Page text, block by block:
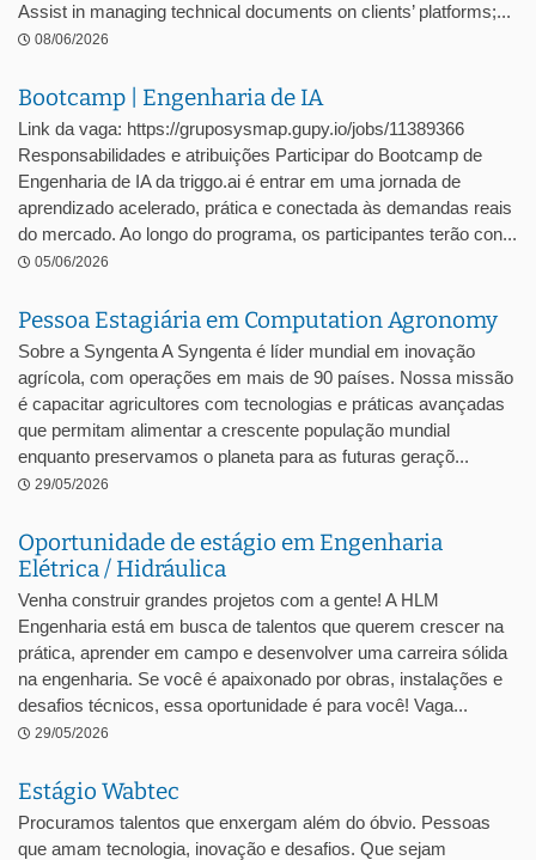
Assist in managing technical documents on clients’ platforms;...
08/06/2026
Bootcamp | Engenharia de IA
Link da vaga: https://gruposysmap.gupy.io/jobs/11389366
Responsabilidades e atribuições Participar do Bootcamp de
Engenharia de IA da triggo.ai é entrar em uma jornada de
aprendizado acelerado, prática e conectada às demandas reais
do mercado. Ao longo do programa, os participantes terão con...
05/06/2026
Pessoa Estagiária em Computation Agronomy
Sobre a Syngenta A Syngenta é líder mundial em inovação
agrícola, com operações em mais de 90 países. Nossa missão
é capacitar agricultores com tecnologias e práticas avançadas
que permitam alimentar a crescente população mundial
enquanto preservamos o planeta para as futuras geraçõ...
29/05/2026
Oportunidade de estágio em Engenharia
Elétrica / Hidráulica
Venha construir grandes projetos com a gente! A HLM
Engenharia está em busca de talentos que querem crescer na
prática, aprender em campo e desenvolver uma carreira sólida
na engenharia. Se você é apaixonado por obras, instalações e
desafios técnicos, essa oportunidade é para você! Vaga...
29/05/2026
Estágio Wabtec
Procuramos talentos que enxergam além do óbvio. Pessoas
que amam tecnologia, inovação e desafios. Que sejam